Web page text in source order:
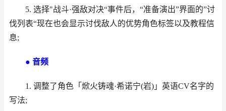
5. 选择"战斗·强敌对决“事件后，“准备演出”界面的”讨
伐列表“现在也会显示讨伐敌人的优势角色标签以及教程信
息;
● 音频
1. 调整了角色「焮火铸魂·希诺宁(岩)」英语CV名字的
写法;